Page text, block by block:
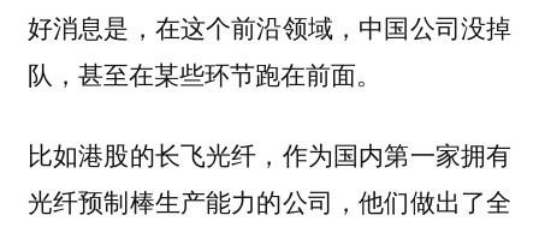
好消息是，在这个前沿领域，中国公司没掉
队，甚至在某些环节跑在前面。
比如港股的长飞光纤，作为国内第一家拥有
光纤预制棒生产能力的公司，他们做出了全